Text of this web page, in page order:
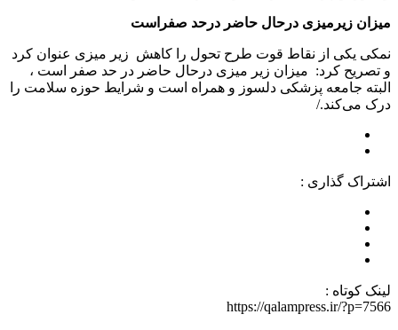
میزان زیرمیزی درحال حاضر درحد صفراست
نمکی یکی از نقاط قوت طرح تحول را کاهش زیر میزی عنوان کرد
و تصریح کرد: میزان زیر میزی درحال حاضر در حد صفر است ،
البته جامعه پزشکی دلسوز و همراه است و شرایط حوزه سلامت را
درک می‌کند./
اشتراک گذاری :
لینک کوتاه :
https://qalampress.ir/?p=7566